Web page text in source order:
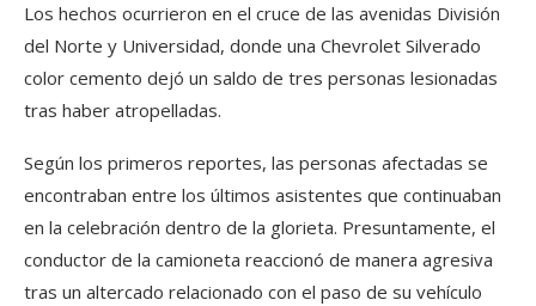
Los hechos ocurrieron en el cruce de las avenidas División
del Norte y Universidad, donde una Chevrolet Silverado
color cemento dejó un saldo de tres personas lesionadas
tras haber atropelladas.
Según los primeros reportes, las personas afectadas se
encontraban entre los últimos asistentes que continuaban
en la celebración dentro de la glorieta. Presuntamente, el
conductor de la camioneta reaccionó de manera agresiva
tras un altercado relacionado con el paso de su vehículo